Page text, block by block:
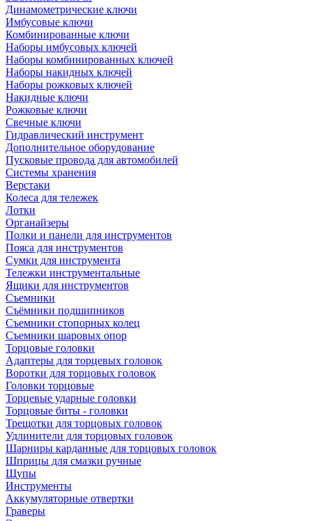
Динамометрические ключи
Имбусовые ключи
Комбинированные ключи
Наборы имбусовых ключей
Наборы комбинированных ключей
Наборы накидных ключей
Наборы рожковых ключей
Накидные ключи
Рожковые ключи
Свечные ключи
Гидравлический инструмент
Дополнительное оборудование
Пусковые провода для автомобилей
Системы хранения
Верстаки
Колеса для тележек
Лотки
Органайзеры
Полки и панели для инструментов
Пояса для инструментов
Сумки для инструмента
Тележки инструментальные
Ящики для инструментов
Съемники
Съёмники подшипников
Съемники стопорных колец
Съемники шаровых опор
Торцовые головки
Адаптеры для торцевых головок
Воротки для торцовых головок
Головки торцовые
Торцевые ударные головки
Торцовые биты - головки
Трещотки для торцовых головок
Удлинители для торцовых головок
Шарниры карданные для торцовых головок
Шприцы для смазки ручные
Щупы
Инструменты
Аккумуляторные отвертки
Граверы